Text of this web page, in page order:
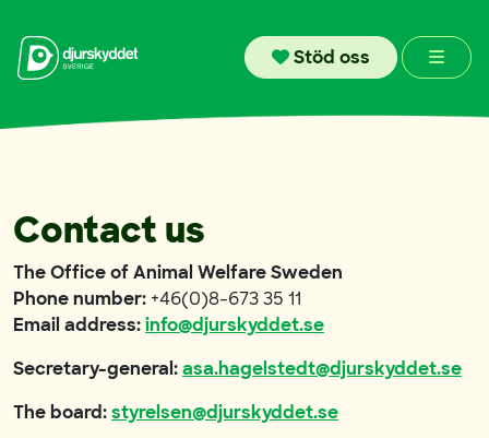
Stöd oss Menu
Contact us
The Office of Animal Welfare Sweden
Phone number: +46(0)8-673 35 11
Email address:info@djurskyddet.se
Secretary-general:asa.hagelstedt@djurskyddet.se
The board:styrelsen@djurskyddet.se